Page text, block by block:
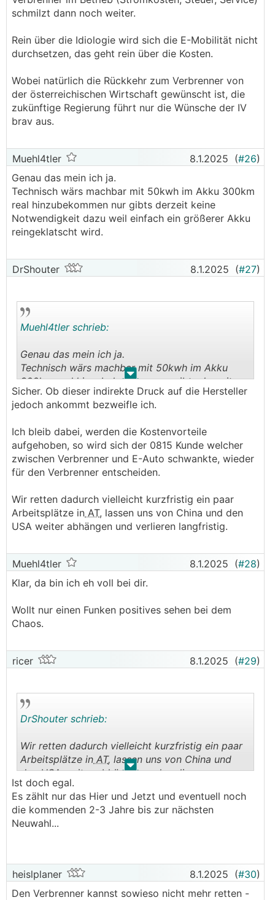
schmilzt dann noch weiter.
Rein über die Idiologie wird sich die E-Mobilität nicht
durchsetzen, das geht rein über die Kosten.
Wobei natürlich die Rückkehr zum Verbrenner von
der österreichischen Wirtschaft gewünscht ist, die
zukünftige Regierung führt nur die Wünsche der IV
brav aus.
Muehl4tler 8.1.2025 (#26)
Genau das mein ich ja.
Technisch wärs machbar mit 50kwh im Akku 300km
real hinzubekommen nur gibts derzeit keine
Notwendigkeit dazu weil einfach ein größerer Akku
reingeklatscht wird.
DrShouter 8.1.2025 (#27)
. .
Muehl4tler schrieb:
Genau das mein ich ja.
Technisch wärs machbar mit 50kwh im Akku
300km real hinzubekommen nur gibts derzeit
keine Notwendigkeit dazu weil einfach ein
größerer Akku reingeklatscht wird.
Sicher. Ob dieser indirekte Druck auf die Hersteller
jedoch ankommt bezweifle ich.
Ich bleib dabei, werden die Kostenvorteile
aufgehoben, so wird sich der 0815 Kunde welcher
zwischen Verbrenner und E-Auto schwankte, wieder
für den Verbrenner entscheiden.
Wir retten dadurch vielleicht kurzfristig ein paar
Arbeitsplätze in AT, lassen uns von China und den
USA weiter abhängen und verlieren langfristig.
Muehl4tler 8.1.2025 (#28)
Klar, da bin ich eh voll bei dir.
Wollt nur einen Funken positives sehen bei dem
Chaos.
ricer 8.1.2025 (#29)
. .
DrShouter schrieb:
Wir retten dadurch vielleicht kurzfristig ein paar
Arbeitsplätze in AT, lassen uns von China und
den USA weiter abhängen und verlieren
langfristig.
Ist doch egal.
Es zählt nur das Hier und Jetzt und eventuell noch
die kommenden 2-3 Jahre bis zur nächsten
Neuwahl...
heislplaner 8.1.2025 (#30)
Den Verbrenner kannst sowieso nicht mehr retten -